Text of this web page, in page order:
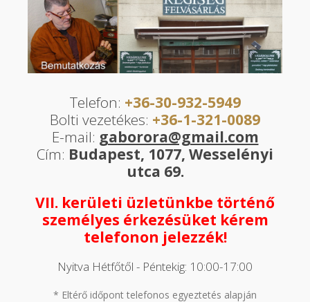
Telefon: +36-30-932-5949
Bolti vezetékes: +36-1-321-0089
E-mail: gaborora@gmail.com
Cím: Budapest, 1077, Wesselényi
utca 69.
VII. kerületi üzletünkbe történő
személyes érkezésüket kérem
telefonon jelezzék!
Nyitva Hétfőtől - Péntekig: 10:00-17:00
* Eltérő időpont telefonos egyeztetés alapján